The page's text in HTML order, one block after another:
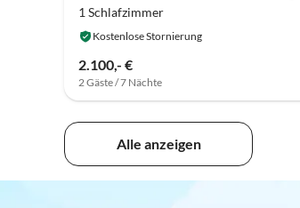
1 Schlafzimmer
Kostenlose Stornierung
2.100,- €
2 Gäste / 7 Nächte
Alle anzeigen